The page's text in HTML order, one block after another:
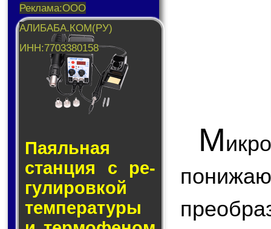
Паяльная
стан­ция с ре­
гу­ли­ров­кой
тем­пе­ра­ту­ры
М